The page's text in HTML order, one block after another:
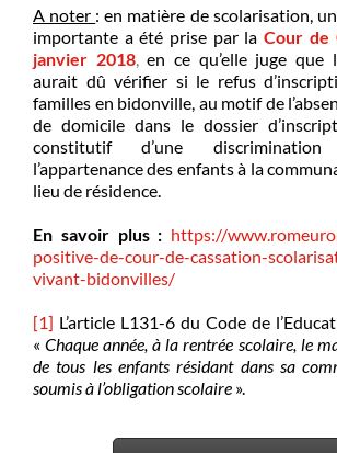
A noter : en matière de scolarisation,
importante a été prise par la Cour de
janvier 2018,en ce qu’elle juge que
aurait dû vérifier si le refus
familles en bidonville, au motif de
de domicile dans le dossier
constitutif d’une
l’appartenance des enfants à la
lieu de résidence.
En savoir plus : https://
positive-de-cour-de-cassation-
vivant-bidonvilles/
[1] L’article L131-6 du Code de
«Chaque année, à la rentrée scolaire, le
de tous les enfants résidant dans sa
soumis à l’obligation scolaire ».